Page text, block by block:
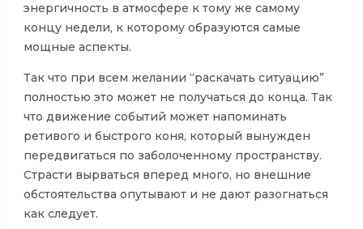
энергичность в атмосфере к тому же самому
концу недели, к которому образуются самые
мощные аспекты.
Так что при всем желании “раскачать ситуацию”
полностью это может не получаться до конца. Так
что движение событий может напоминать
ретивого и быстрого коня, который вынужден
передвигаться по заболоченному пространству.
Страсти вырваться вперед много, но внешние
обстоятельства опутывают и не дают разогнаться
как следует.